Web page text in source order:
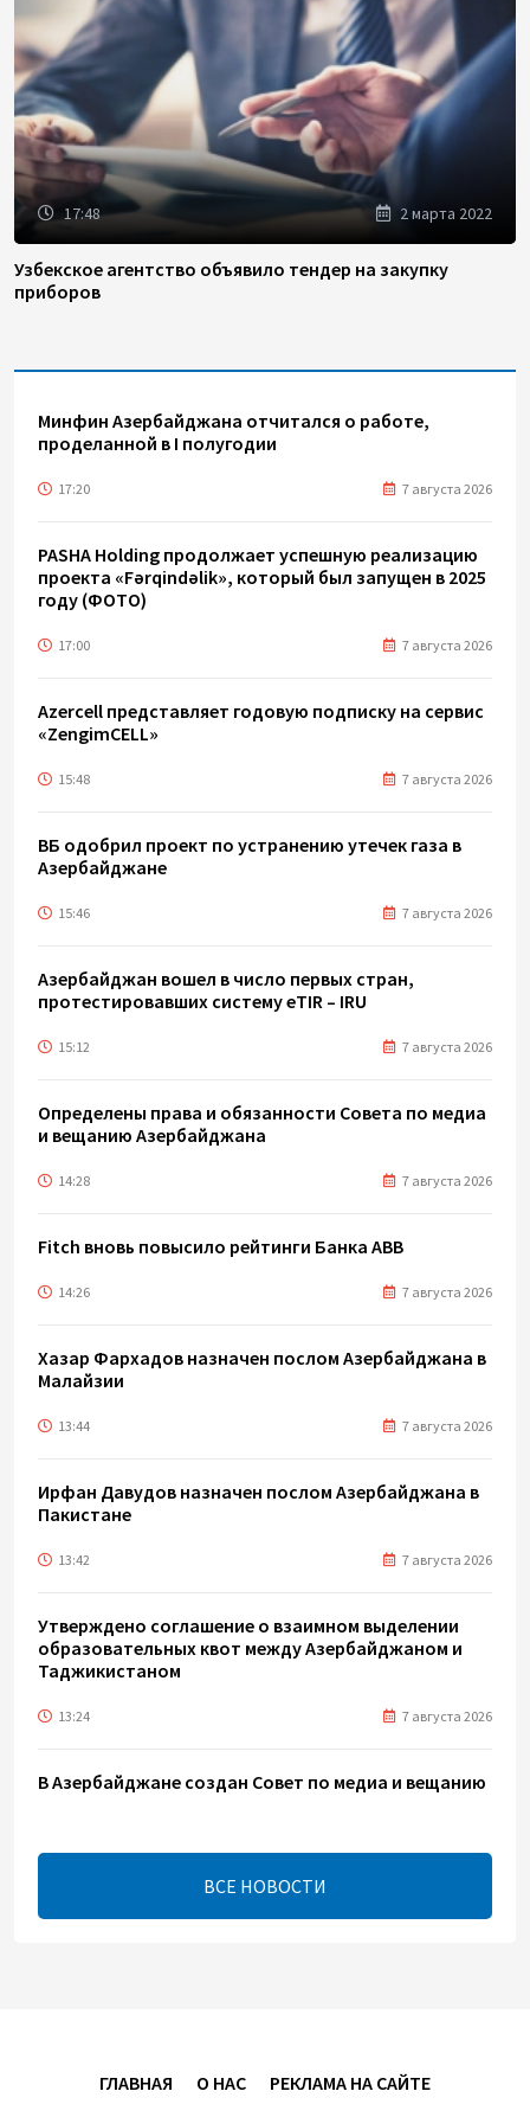
17:48 2 марта 2022
Узбекское агентство объявило тендер на закупку
приборов
Минфин Азербайджана отчитался о работе,
проделанной в I полугодии
17:20 7 августа 2026
PASHA Holding продолжает успешную реализацию
проекта «Fərqindəlik», который был запущен в 2025
году (ФОТО)
17:00 7 августа 2026
Azercell представляет годовую подписку на сервис
«ZengimCELL»
15:48 7 августа 2026
ВБ одобрил проект по устранению утечек газа в
Азербайджане
15:46 7 августа 2026
Азербайджан вошел в число первых стран,
протестировавших систему eTIR – IRU
15:12 7 августа 2026
Определены права и обязанности Совета по медиа
и вещанию Азербайджана
14:28 7 августа 2026
Fitch вновь повысило рейтинги Банка ABB
14:26 7 августа 2026
Хазар Фархадов назначен послом Азербайджана в
Малайзии
13:44 7 августа 2026
Ирфан Давудов назначен послом Азербайджана в
Пакистане
13:42 7 августа 2026
Утверждено соглашение о взаимном выделении
образовательных квот между Азербайджаном и
Таджикистаном
13:24 7 августа 2026
В Азербайджане создан Совет по медиа и вещанию
13:16 7 августа 2026
ЕАЭС расширяет финансовый рынок и вводит
ВСЕ НОВОСТИ
ГЛАВНАЯ О НАС РЕКЛАМА НА САЙТЕ